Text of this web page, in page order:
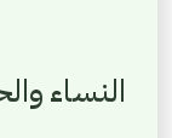
النساء